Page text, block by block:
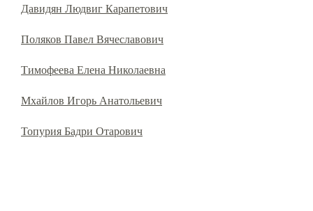
Давидян Людвиг Карапетович
Поляков Павел Вячеславович
Тимофеева Елена Николаевна
Мхайлов Игорь Анатольевич
Топурия Бадри Отарович